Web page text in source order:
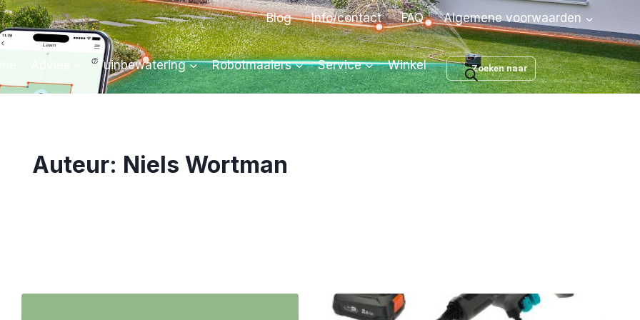
Blog Info/contact FAQ Algemene voorwaarden
Tuinbewatering Robotmaaiers Service Winkel
Producten
zoeken
Auteur: Niels Wortman